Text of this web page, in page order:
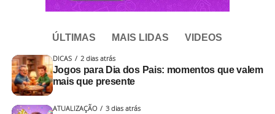
ÚLTIMAS MAIS LIDAS VIDEOS
DICAS 2 dias atrás
Jogos para Dia dos Pais: momentos que valem
mais que presente
ATUALIZAÇÃO 3 dias atrás